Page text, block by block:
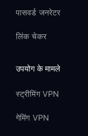
पासवर्ड जनरेटर
लिंक चेकर
उपयोग के मामले
स्ट्रीमिंग VPN
गेमिंग VPN